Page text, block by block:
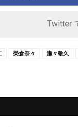
Twitter
榮倉奈々 瀬々敬久